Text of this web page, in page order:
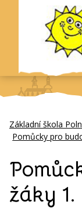
Základní škola
Pomůcky pro
žáky